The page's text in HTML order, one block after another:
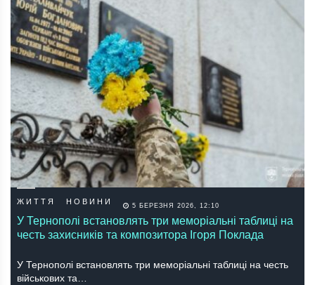
ЖИТТЯ НОВИНИ 5 БЕРЕЗНЯ 2026, 12:10
У Тернополі встановлять три меморіальні таблиці на
честь захисників та композитора Ігоря Поклада
У Тернополі встановлять три меморіальні таблиці на честь
військових та…